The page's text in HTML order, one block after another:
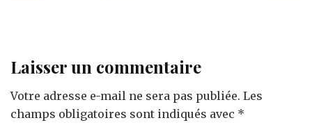
Laisser un commentaire
Votre adresse e-mail ne sera pas publiée. Les
champs obligatoires sont indiqués avec *